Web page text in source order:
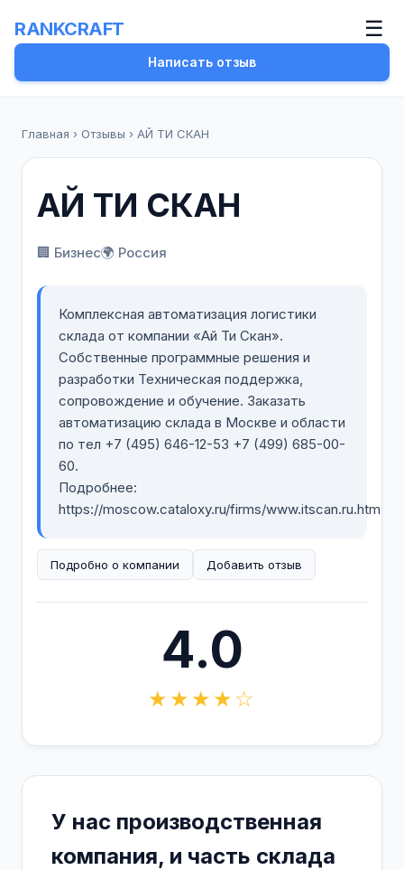
RANKCRAFT ☰
Написать отзыв
Главная › Отзывы › АЙ ТИ СКАН
АЙ ТИ СКАН
🏢 Бизнес🌍 Россия
Комплексная автоматизация логистики
склада от компании «Ай Ти Скан».
Собственные программные решения и
разработки Техническая поддержка,
сопровождение и обучение. Заказать
автоматизацию склада в Москве и области
по тел +7 (495) 646-12-53 +7 (499) 685-00-
60.
Подробнее:
https://moscow.cataloxy.ru/firms/www.itscan.ru.htm
Подробно о компании Добавить отзыв
4.0
★★★★☆
У нас производственная
компания, и часть склада